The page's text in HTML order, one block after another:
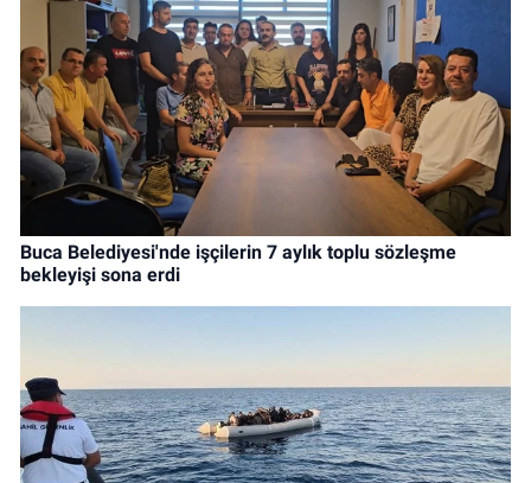
Buca Belediyesi'nde işçilerin 7 aylık toplu sözleşme
bekleyişi sona erdi